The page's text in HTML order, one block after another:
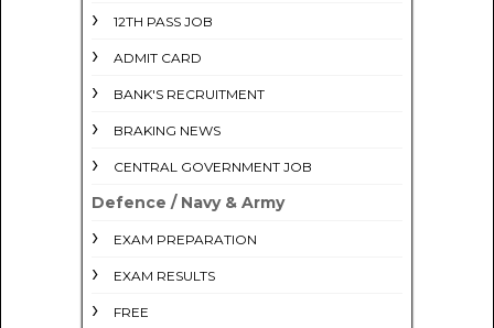
12TH PASS JOB
ADMIT CARD
BANK'S RECRUITMENT
BRAKING NEWS
CENTRAL GOVERNMENT JOB
Defence / Navy & Army
EXAM PREPARATION
EXAM RESULTS
FREE